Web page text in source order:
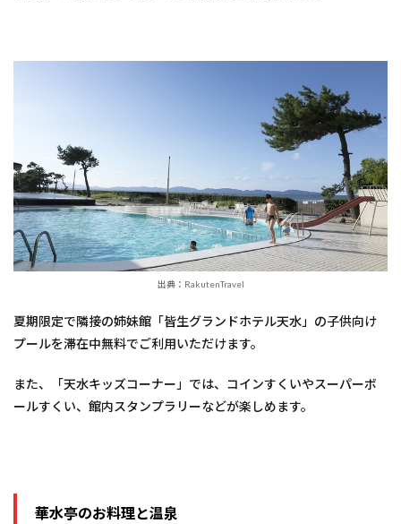
出典：RakutenTravel
夏期限定で隣接の姉妹館「皆生グランドホテル天水」の子供向け
プールを滞在中無料でご利用いただけます。
また、「天水キッズコーナー」では、コインすくいやスーパーボ
ールすくい、館内スタンプラリーなどが楽しめます。
華水亭のお料理と温泉